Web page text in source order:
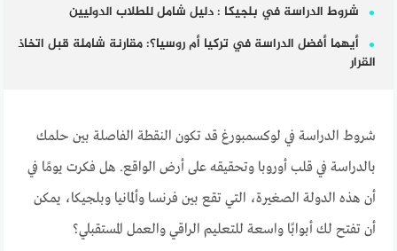
شروط الدراسة في بلجيكا : دليل شامل للطلاب الدوليين
أيهما أفضل الدراسة في تركيا أم روسيا؟: مقارنة شاملة قبل اتخاذ
القرار
شروط الدراسة في لوكسمبورغ قد تكون النقطة الفاصلة بين حلمك
بالدراسة في قلب أوروبا وتحقيقه على أرض الواقع. هل فكرت يومًا في
أن هذه الدولة الصغيرة، التي تقع بين فرنسا وألمانيا وبلجيكا، يمكن
أن تفتح لك أبوابًا واسعة للتعليم الراقي والعمل المستقبلي؟